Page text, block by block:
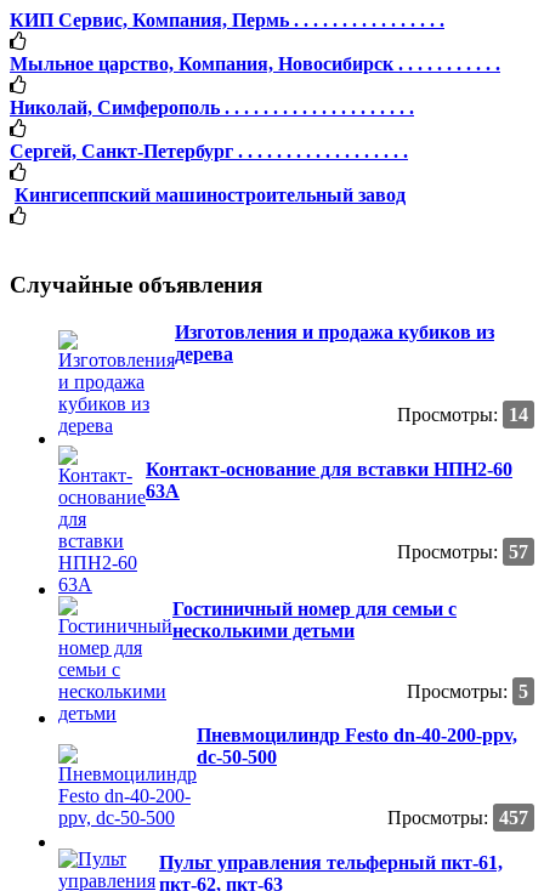
КИП Сервис, Компания, Пермь . . . . . . . . . . . . . . . .
Мыльное царство, Компания, Новосибирск . . . . . . . . . . .
Николай, Симферополь . . . . . . . . . . . . . . . . . . . .
Сергей, Санкт-Петербург . . . . . . . . . . . . . . . . . .
Кингисеппский машиностроительный завод
Случайные объявления
Изготовления и продажа кубиков из
дерева
Просмотры: 14
Контакт-основание для вставки НПН2-60
63А
Просмотры: 57
Гостиничный номер для семьи с
несколькими детьми
Просмотры: 5
Пневмоцилиндр Festo dn-40-200-ppv,
dc-50-500
Просмотры: 457
Пульт управления тельферный пкт-61,
пкт-62, пкт-63